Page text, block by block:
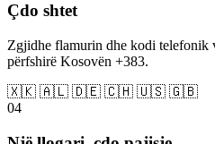
Çdo shtet
Zgjidhe flamurin dhe kodi
përfshirë Kosovën +383.
🇽🇰 🇦🇱 🇩🇪 🇨🇭 🇺🇸 🇬🇧
04